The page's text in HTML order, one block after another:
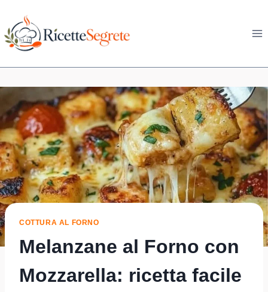
content
COTTURA AL FORNO
Melanzane al Forno con
Mozzarella: ricetta facile